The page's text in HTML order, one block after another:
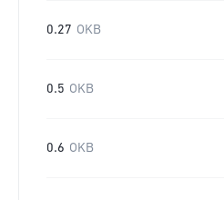
0.27 OKB
0.5 OKB
0.6 OKB